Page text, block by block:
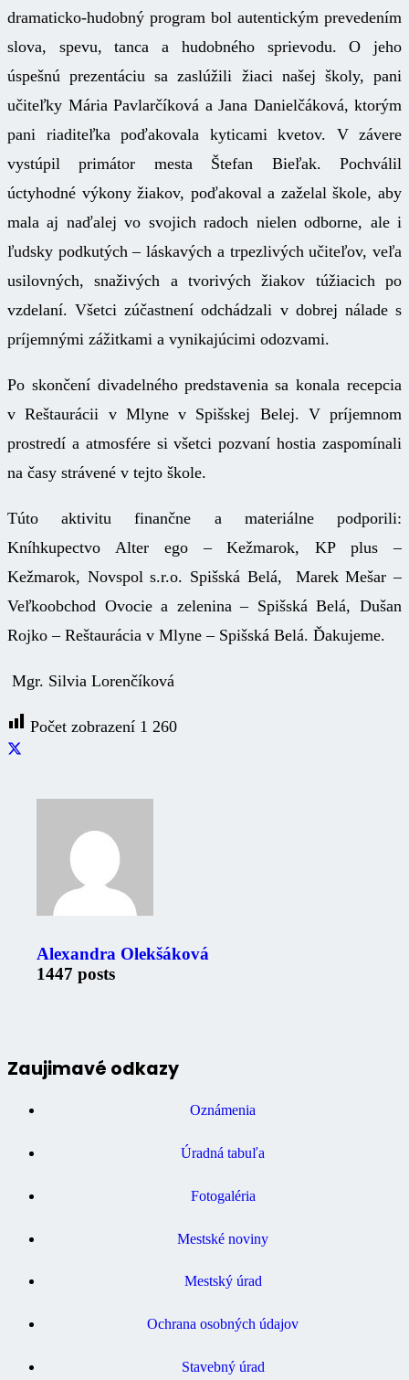
dramaticko-hudobný program bol autentickým prevedením
slova, spevu, tanca a hudobného sprievodu. O jeho
úspešnú prezentáciu sa zaslúžili žiaci našej školy, pani
učiteľky Mária Pavlarčíková a Jana Danielčáková, ktorým
pani riaditeľka poďakovala kyticami kvetov. V závere
vystúpil primátor mesta Štefan Bieľak. Pochválil
úctyhodné výkony žiakov, poďakoval a zaželal škole, aby
mala aj naďalej vo svojich radoch nielen odborne, ale i
ľudsky podkutých – láskavých a trpezlivých učiteľov, veľa
usilovných, snaživých a tvorivých žiakov túžiacich po
vzdelaní. Všetci zúčastnení odchádzali v dobrej nálade s
príjemnými zážitkami a vynikajúcimi odozvami.
Po skončení divadelného predstavenia sa konala recepcia
v Reštaurácii v Mlyne v Spišskej Belej. V príjemnom
prostredí a atmosfére si všetci pozvaní hostia zaspomínali
na časy strávené v tejto škole.
Túto aktivitu finančne a materiálne podporili:
Kníhkupectvo Alter ego – Kežmarok, KP plus –
Kežmarok, Novspol s.r.o. Spišská Belá, Marek Mešar –
Veľkoobchod Ovocie a zelenina – Spišská Belá, Dušan
Rojko – Reštaurácia v Mlyne – Spišská Belá. Ďakujeme.
Mgr. Silvia Lorenčíková
Počet zobrazení 1 260
Alexandra Olekšáková
1447 posts
Zaujimavé odkazy
Oznámenia
Úradná tabuľa
Fotogaléria
Mestské noviny
Mestský úrad
Ochrana osobných údajov
Stavebný úrad